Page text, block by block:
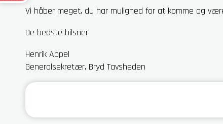
Vi håber meget, du har mulighed for at komme og
De bedste hilsner
Henrik Appel
Generalsekretær, Bryd Tavsheden